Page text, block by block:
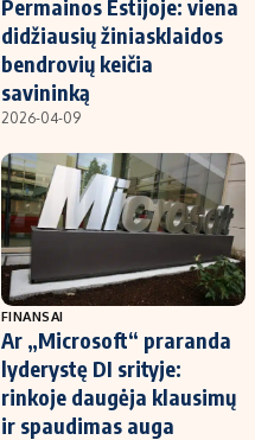
Permainos Estijoje: viena
didžiausių žiniasklaidos
bendrovių keičia
savininką
2026-04-09
FINANSAI
Ar „Microsoft“ praranda
lyderystę DI srityje:
rinkoje daugėja klausimų
ir spaudimas auga